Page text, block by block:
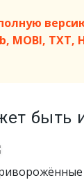
MOBI, TXT,
быть